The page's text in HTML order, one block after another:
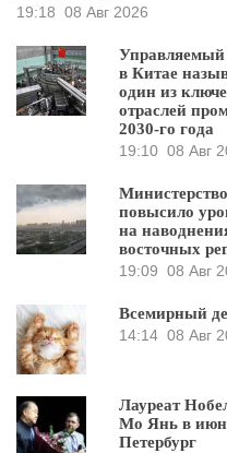
19:18 08 Авг 2026
Управляемый
в Китае
один из
отраслей
2030-го года
19:10 08 Авг
повысило
на
восточных
19:09 08 Авг
Всемирный
14:14 08 Авг
Лауреат
Мо Янь в
Петербург